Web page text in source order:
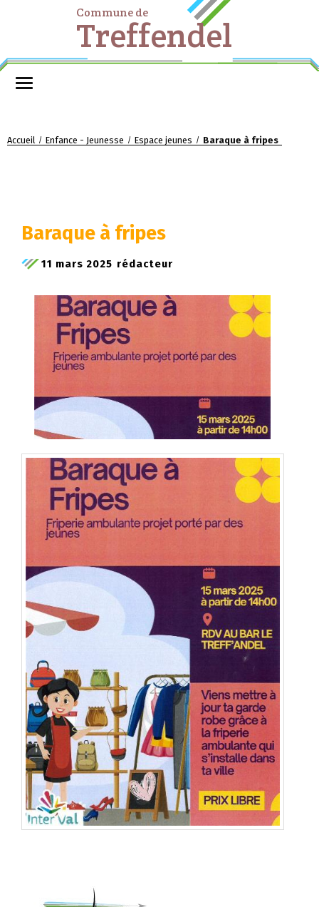
Commune de
Treffendel
Accueil / Enfance - Jeunesse / Espace jeunes / Baraque à fripes
Baraque à fripes
11 mars 2025 rédacteur